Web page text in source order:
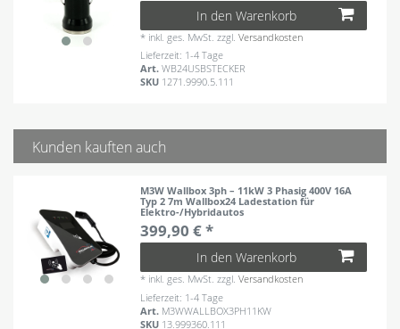
In den Warenkorb
* inkl. ges. MwSt. zzgl.Versandkosten
Lieferzeit: 1-4 Tage
Art.WB24USBSTECKER
SKU 1271.9990.5.111
Kunden kauften auch
M3W Wallbox 3ph – 11kW 3 Phasig 400V 16A
Typ 2 7m Wallbox24 Ladestation für
Elektro-/Hybridautos
399,90 € *
In den Warenkorb
* inkl. ges. MwSt. zzgl.Versandkosten
Lieferzeit: 1-4 Tage
Art. M3WWALLBOX3PH11KW
SKU 13.999360.111